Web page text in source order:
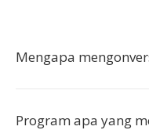
Mengapa
Program apa yang